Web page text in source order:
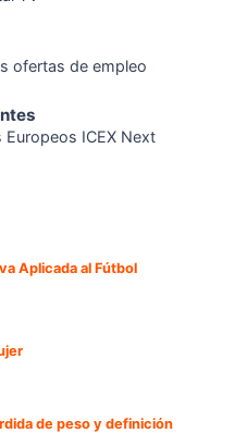
ofertas de empleo
ICEX Next
Aplicada al Fútbol
de peso y definición